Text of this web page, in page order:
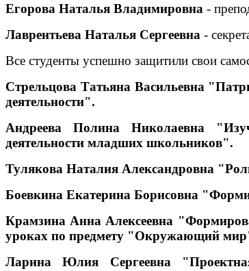
Егорова Наталья Владимировна -
Лаврентьева Наталья Сергеевна -
Все студенты успешно защитили свои
Стрельцова Татьяна Васильевна
деятельности".
Андреева Полина Николаевна
деятельности младших школьников".
Тулякова Наталия Александровна
Боевкина Екатерина Борисовна
Крамзина Анна Алексеевна
уроках по предмету "Окружающий
Ларина Юлия Сергеевна